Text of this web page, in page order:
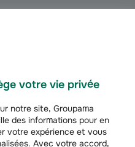
votre vie privée
notre site, Groupama
des informations pour en
votre expérience et vous
Avec votre accord,
retrouvez votre emploiou un
employeur.
pour les